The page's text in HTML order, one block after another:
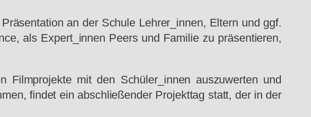
an der Schule Lehrer_innen, Eltern und ggf.
als Expert_innen Peers und Familie zu präsentieren,
Filmprojekte mit den Schüler_innen auszuwerten und
findet ein abschließender Projekttag statt, der in der